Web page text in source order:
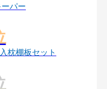
パー
枕棚板セット